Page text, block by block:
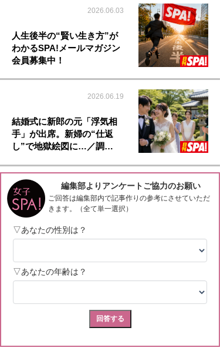
2026.06.03
人生後半の“賢い生き方”が
わかるSPA!メールマガジン
会員募集中！
2026.06.19
結婚式に新郎の元「浮気相
手」が出席。新婦の“仕返
し”で地獄絵図に…／調…